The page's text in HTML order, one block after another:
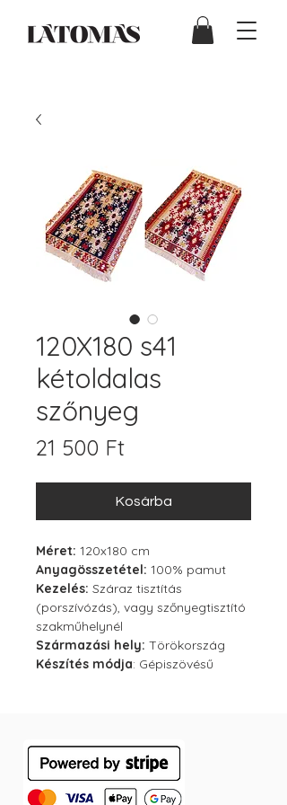
120X180 s41
kétoldalas
szőnyeg
21 500 FtÁr
Kosárba
Méret: 120x180 cm
Anyagösszetétel: 100% pamut
Kezelés: Száraz tisztítás
(porszívózás), vagy szőnyegtisztító
szakműhelynél
Származási hely: Törökország
Készítés módja: Gépiszövésű